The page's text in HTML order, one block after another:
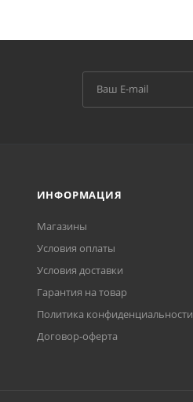
ИНФОРМАЦИЯ
Магазины
Условия оплаты
Условия доставки
Гарантия на товар
Политика конфиденциальности
Договор-оферта